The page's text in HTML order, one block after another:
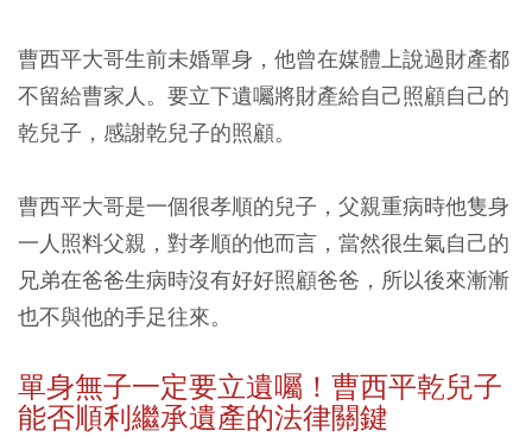
曹西平大哥生前未婚單身，他曾在媒體上說過財產都
不留給曹家人。要立下遺囑將財產給自己照顧自己的
乾兒子，感謝乾兒子的照顧。
曹西平大哥是一個很孝順的兒子，父親重病時他隻身
一人照料父親，對孝順的他而言，當然很生氣自己的
兄弟在爸爸生病時沒有好好照顧爸爸，所以後來漸漸
也不與他的手足往來。
單身無子一定要立遺囑！曹西平乾兒子
能否順利繼承遺產的法律關鍵